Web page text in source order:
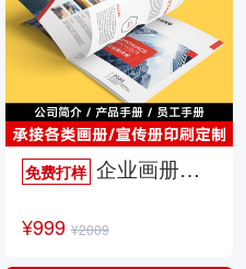
免费打样企业画册定制
¥999 ¥2009